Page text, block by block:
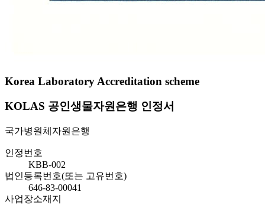
Korea Laboratory Accreditation scheme
KOLAS 공인생물자원은행 인정서
국가병원체자원은행
인정번호
KBB-002
법인등록번호(또는 고유번호)
646-83-00041
사업장소재지